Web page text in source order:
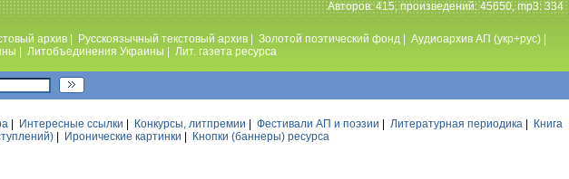
Авторов: 415, произведений: 45650, mp3: 334
архив Русскоязычный текстовый архив Золотой поэтический фонд Аудиоархив АП (укр+рус)
Литобъединения Украины Лит. газета ресурса
Интересные ссылки Конкурсы, литпремии Фестивали АП и поэзии Литературная периодика
Книга
Иронические картинки Кнопки (баннеры) ресурса